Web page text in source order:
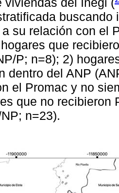
buscando
su relación con el
que
P; n=8); 2)
dentro del ANP
el Promac y no
que no recibieron
n=23).